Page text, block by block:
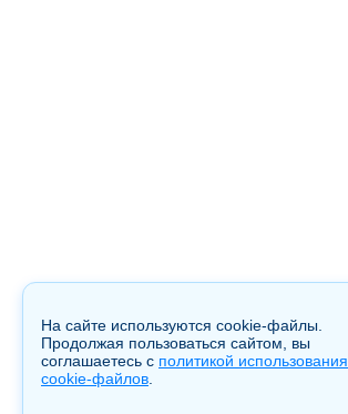
На сайте используются cookie-файлы.
Продолжая пользоваться сайтом, вы
соглашаетесь с политикой использования
cookie-файлов